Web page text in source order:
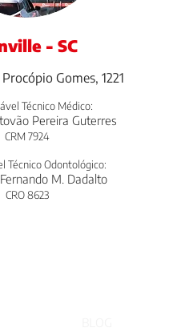
- SC
Gomes, 1221
Técnico Médico:
Pereira Guterres
CRM 7924
Técnico Odontológico:
M. Dadalto
CRO 8623